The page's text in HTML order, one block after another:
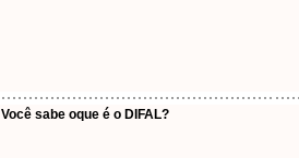
Você sabe oque é o DIFAL?